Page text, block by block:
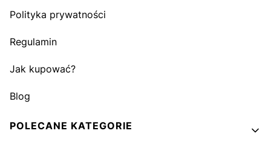
Polityka prywatności
Regulamin
Jak kupować?
Blog
POLECANE KATEGORIE